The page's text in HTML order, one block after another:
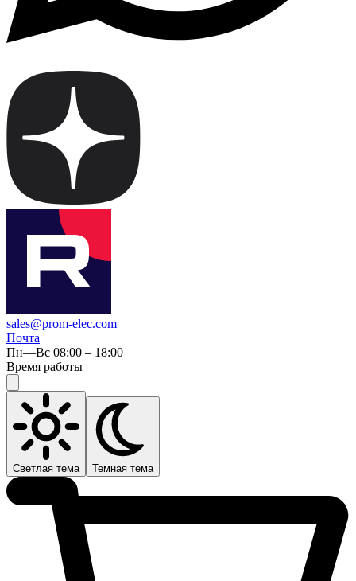
sales@prom-elec.com
Почта
Пн—Вс 08:00 – 18:00
Время работы
Светлая тема Темная тема